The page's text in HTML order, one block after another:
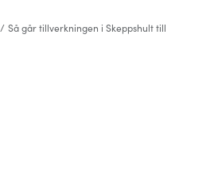
/ Så går tillverkningen i Skeppshult till